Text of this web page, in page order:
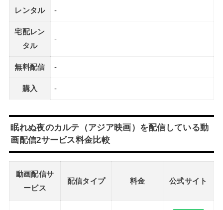
レンタル -
宅配レン
タル
-
無料配信 -
購入 -
眠れぬ夜のカルテ（アジア映画）を配信している動
画配信2サービス料金比較
動画配信サ
ービス
配信タイプ 料金 公式サイト